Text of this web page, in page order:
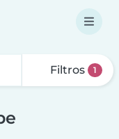
Filtros 1